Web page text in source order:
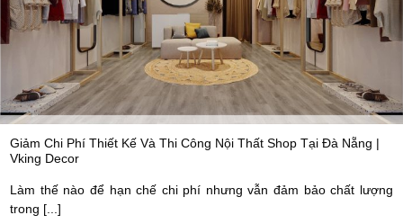
Giảm Chi Phí Thiết Kế Và Thi Công Nội Thất Shop Tại Đà Nẵng |
Vking Decor
Làm thế nào để hạn chế chi phí nhưng vẫn đảm bảo chất lượng
trong [...]